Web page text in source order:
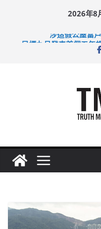
2026年8
涉造假公屋富